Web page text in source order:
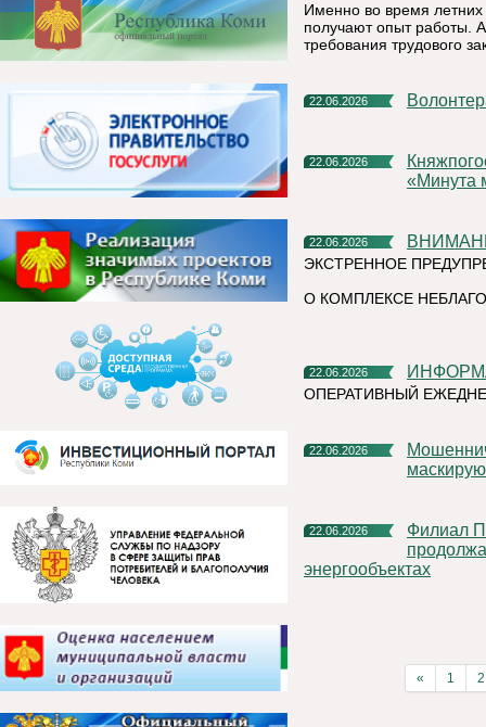
Именно во время летних
получают опыт работы.
требования трудового
22.06.2026
22.06.2026
Княжпогостский округ присоединился к Всероссийской акции
«Минута
22.06.2026
ЭКСТРЕННОЕ
О КОМПЛЕКСЕ
22.06.2026
ОПЕРАТИВНЫЙ
22.06.2026
Мошенническая схема в мессенджерах: как аферисты
22.06.2026
Филиал ПАО «Россети Северо-Запад» в Республике Коми
энергообъектах
« 1 2